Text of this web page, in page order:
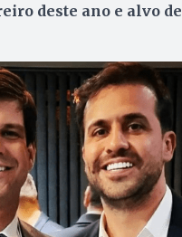
deste ano e alvo de